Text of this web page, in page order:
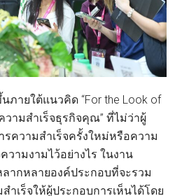
นภายใต้แนวคิด “For the Look of
วามสำเร็จธุรกิจคุณ” ที่ไม่ว่าผู้
ความสำเร็จครั้งใหม่หรือความ
วามงามไว้อย่างไร ในงาน
ลากหลายองค์ประกอบที่จะรวม
ำเร็จให้ผู้ประกอบการเห็นได้โดย